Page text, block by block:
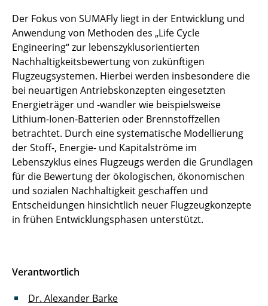
Der Fokus von SUMAFly liegt in der Entwicklung und
Anwendung von Methoden des „Life Cycle
Engineering“ zur lebenszyklusorientierten
Nachhaltigkeitsbewertung von zukünftigen
Flugzeugsystemen. Hierbei werden insbesondere die
bei neuartigen Antriebskonzepten eingesetzten
Energieträger und -wandler wie beispielsweise
Lithium-Ionen-Batterien oder Brennstoffzellen
betrachtet. Durch eine systematische Modellierung
der Stoff-, Energie- und Kapitalströme im
Lebenszyklus eines Flugzeugs werden die Grundlagen
für die Bewertung der ökologischen, ökonomischen
und sozialen Nachhaltigkeit geschaffen und
Entscheidungen hinsichtlich neuer Flugzeugkonzepte
in frühen Entwicklungsphasen unterstützt.
Verantwortlich
Dr. Alexander Barke